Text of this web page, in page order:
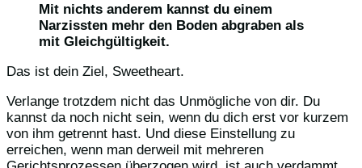
Mit nichts anderem kannst du einem
Narzissten mehr den Boden abgraben als
mit Gleichgültigkeit.
Das ist dein Ziel, Sweetheart.
Verlange trotzdem nicht das Unmögliche von dir. Du
kannst da noch nicht sein, wenn du dich erst vor kurzem
von ihm getrennt hast. Und diese Einstellung zu
erreichen, wenn man derweil mit mehreren